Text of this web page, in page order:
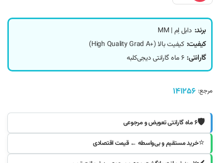
برند: دابل اِم | MM
کیفیت: کیفیت بالا (+High Quality Grad A)
گارانتی: 6 ماه گارانتی دیجی‌کلبه
مرجع: 141256
🛡️۶ ماه گارانتی تعویض و مرجوعی
⭐خرید مستقیم و بی‌واسطه ← قیمت اقتصادی